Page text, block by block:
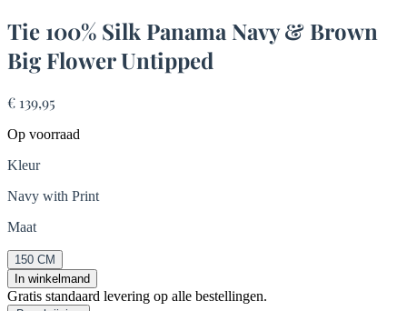
Tie 100% Silk Panama Navy & Brown
Big Flower Untipped
€ 139,95
Op voorraad
Kleur
Navy with Print
Maat
150 CM
In winkelmand
Gratis standaard levering op alle bestellingen.